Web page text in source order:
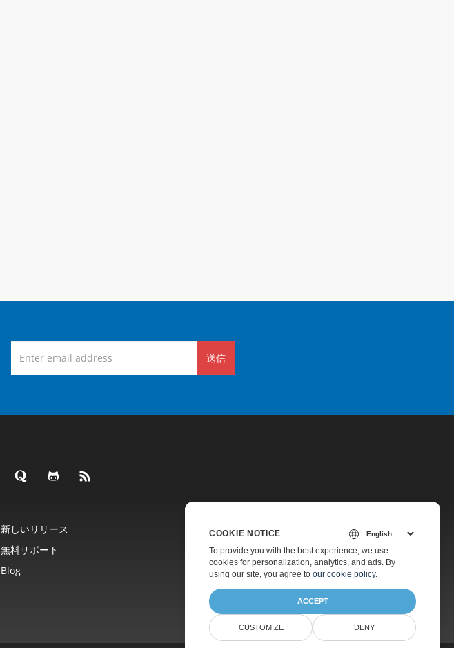
送信
新しいリリース
価格
無料サポート
無料コンサルティング
Blog
ウェブサイト
COOKIE NOTICE
To provide you with the best experience, we use
cookies for personalization, analytics, and ads. By
using our site, you agree to our cookie policy.
ACCEPT
CUSTOMIZE DENY